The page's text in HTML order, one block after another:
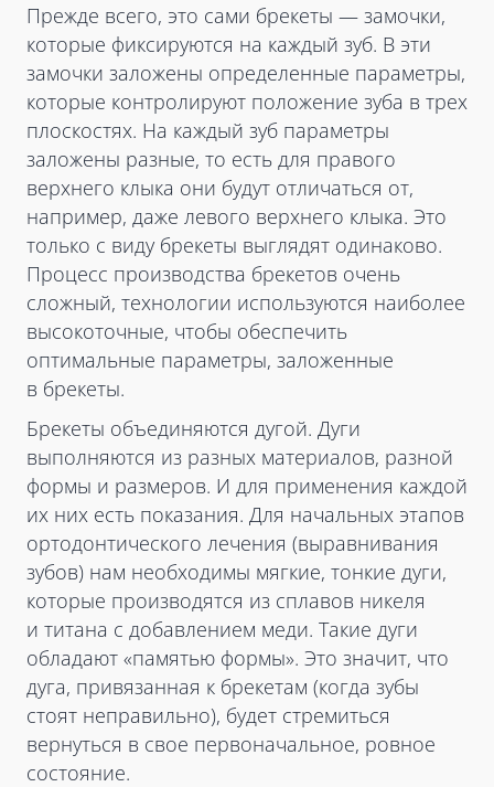
Прежде всего, это сами брекеты — замочки,
которые фиксируются на каждый зуб. В эти
замочки заложены определенные параметры,
которые контролируют положение зуба в трех
плоскостях. На каждый зуб параметры
заложены разные, то есть для правого
верхнего клыка они будут отличаться от,
например, даже левого верхнего клыка. Это
только с виду брекеты выглядят одинаково.
Процесс производства брекетов очень
сложный, технологии используются наиболее
высокоточные, чтобы обеспечить
оптимальные параметры, заложенные
в брекеты.
Брекеты объединяются дугой. Дуги
выполняются из разных материалов, разной
формы и размеров. И для применения каждой
их них есть показания. Для начальных этапов
ортодонтического лечения (выравнивания
зубов) нам необходимы мягкие, тонкие дуги,
которые производятся из сплавов никеля
и титана с добавлением меди. Такие дуги
обладают «памятью формы». Это значит, что
дуга, привязанная к брекетам (когда зубы
стоят неправильно), будет стремиться
вернуться в свое первоначальное, ровное
состояние.